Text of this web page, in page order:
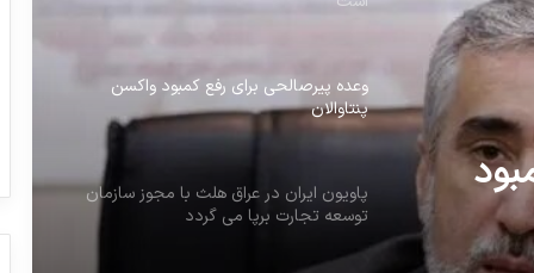
وعده پیرصالحی برای رفع کمبود واکسن
پنتاوالان
پاویون ایران در عراق هلث با مجوز سازمان
توسعه تجارت برپا می گردد